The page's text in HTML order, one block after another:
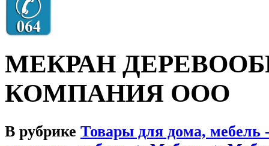
МЕКРАН
КОМПАНИЯ ООО
В рубрике Товары для дома,